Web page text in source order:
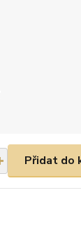
Přidat do